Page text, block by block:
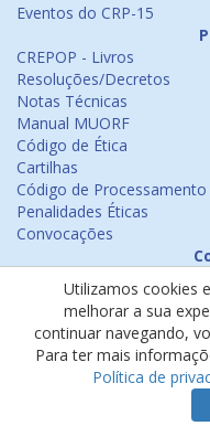
Eventos do CRP-15
CREPOP - Livros
Resoluções/Decretos
Notas Técnicas
Manual MUORF
Código de Ética
Cartilhas
Código de
Penalidades Éticas
Convocações
Emissão de Certificados
Psicologia na Mídia
Ouvidoria
Política de cookies
Política de privacidade
Utilizamos cookies
melhorar a sua
continuar navegando,
Para ter mais
Política de